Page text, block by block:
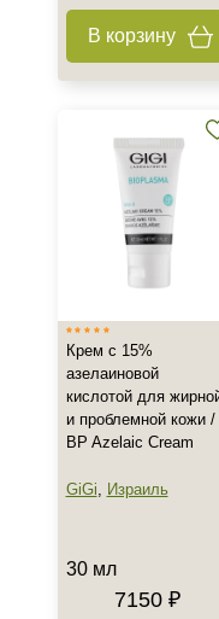
Тело
Алоэ
Витамин E
Показать еще
Время применения
Вечер
Утро
В корзину
Крем с 15%
азелаиновой
кислотой для
и проблемной кожи /
BP Azelaic Cream
GiGi, Израиль
30 мл
7150 ₽